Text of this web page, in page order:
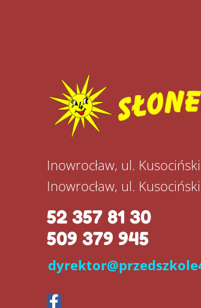
Inowrocław, ul.
Inowrocław, ul.
52 357 81 30
509 379 945